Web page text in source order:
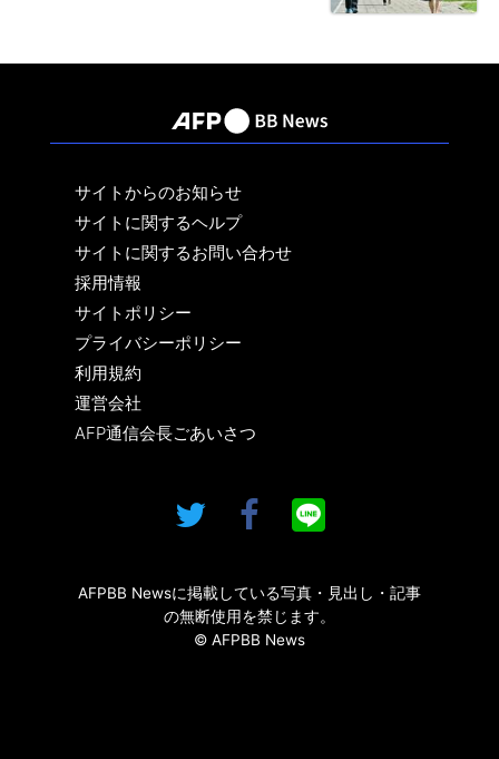
サイトからのお知らせ
サイトに関するヘルプ
サイトに関するお問い合わせ
採用情報
サイトポリシー
プライバシーポリシー
利用規約
運営会社
AFP通信会長ごあいさつ
AFPBB Newsに掲載している写真・見出し・記事
の無断使用を禁じます。
© AFPBB News